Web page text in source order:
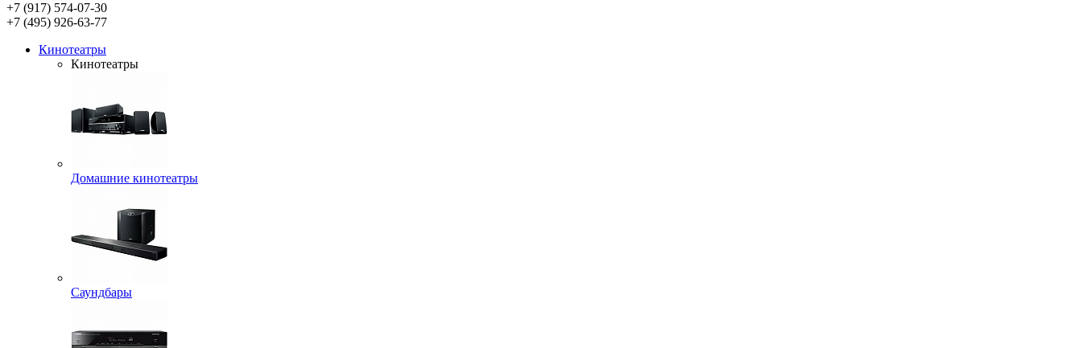
+7 (917) 574-07-30
+7 (495) 926-63-77
Кинотеатры
Кинотеатры
Домашние кинотеатры
Саундбары